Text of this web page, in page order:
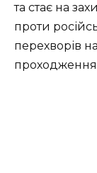
та стає на
проти
перехворів
проходження